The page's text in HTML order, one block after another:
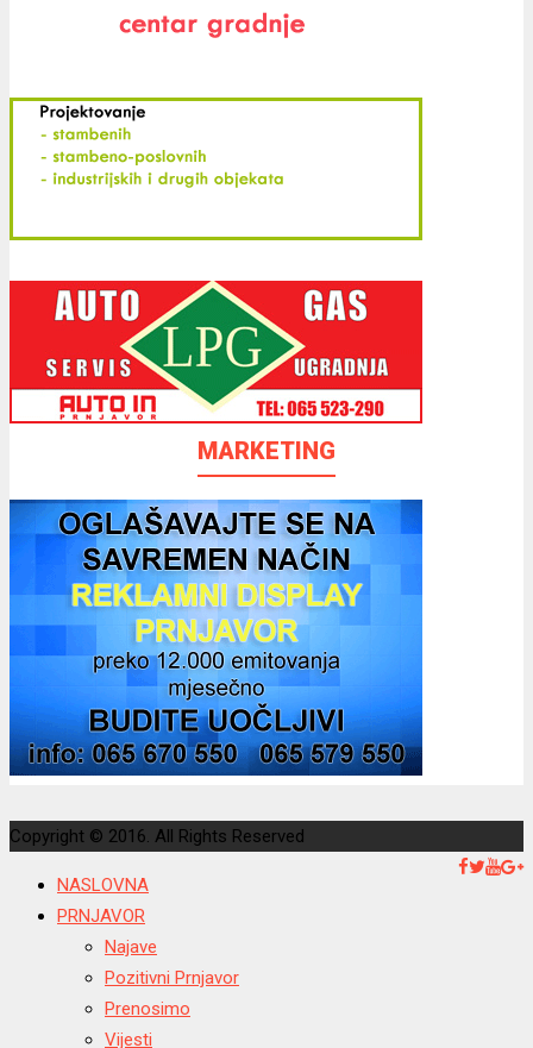
MARKETING
Copyright © 2016. All Rights Reserved
NASLOVNA
PRNJAVOR
Najave
Pozitivni Prnjavor
Prenosimo
Vijesti